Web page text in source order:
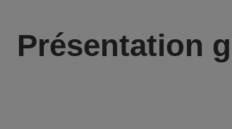
Présentation